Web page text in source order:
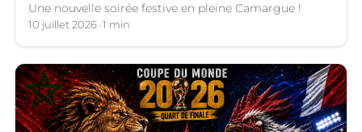
Une nouvelle soirée festive en pleine Camargue !
10 juillet 2026 1 min